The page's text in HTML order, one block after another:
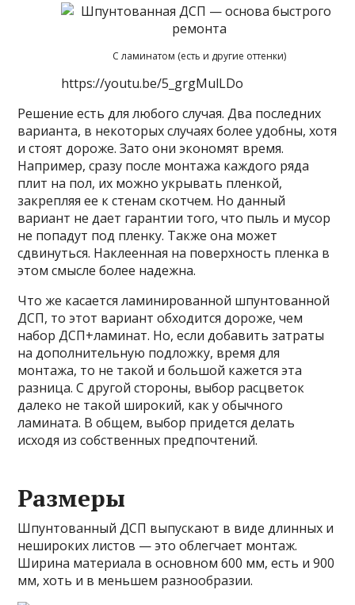
С ламинатом (есть и другие оттенки)
https://youtu.be/5_grgMulLDo
Решение есть для любого случая. Два последних
варианта, в некоторых случаях более удобны, хотя
и стоят дороже. Зато они экономят время.
Например, сразу после монтажа каждого ряда
плит на пол, их можно укрывать пленкой,
закрепляя ее к стенам скотчем. Но данный
вариант не дает гарантии того, что пыль и мусор
не попадут под пленку. Также она может
сдвинуться. Наклеенная на поверхность пленка в
этом смысле более надежна.
Что же касается ламинированной шпунтованной
ДСП, то этот вариант обходится дороже, чем
набор ДСП+ламинат. Но, если добавить затраты
на дополнительную подложку, время для
монтажа, то не такой и большой кажется эта
разница. С другой стороны, выбор расцветок
далеко не такой широкий, как у обычного
ламината. В общем, выбор придется делать
исходя из собственных предпочтений.
Размеры
Шпунтованный ДСП выпускают в виде длинных и
нешироких листов — это облегчает монтаж.
Ширина материала в основном 600 мм, есть и 900
мм, хоть и в меньшем разнообразии.